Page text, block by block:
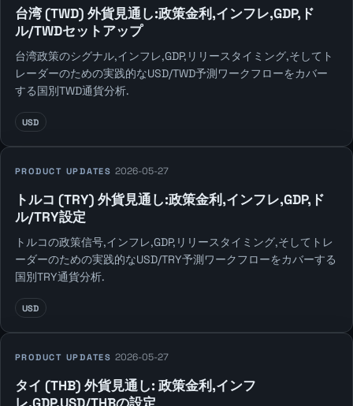
台湾 (TWD) 外貨見通し:政策金利,インフレ,GDP,ド
ル/TWDセットアップ
台湾政策のシグナル,インフレ,GDP,リリースタイミング,そしてト
レーダーのための実践的なUSD/TWD予測ワークフローをカバー
する国別TWD通貨分析.
USD
PRODUCT UPDATES 2026-05-27
トルコ (TRY) 外貨見通し:政策金利,インフレ,GDP,ド
ル/TRY設定
トルコの政策信号,インフレ,GDP,リリースタイミング,そしてトレ
ーダーのための実践的なUSD/TRY予測ワークフローをカバーする
国別TRY通貨分析.
USD
PRODUCT UPDATES 2026-05-27
タイ (THB) 外貨見通し: 政策金利,インフ